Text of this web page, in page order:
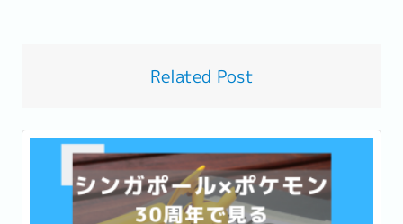
Related Post